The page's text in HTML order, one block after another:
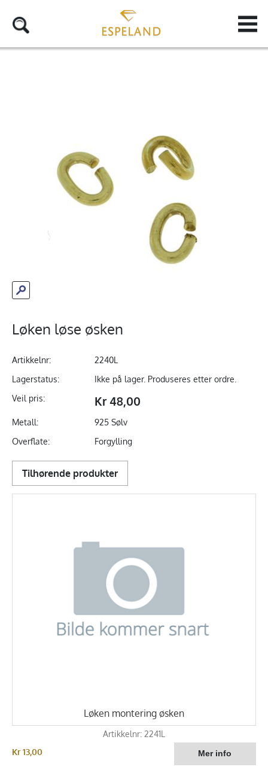
Løken løse øsken
Artikkelnr:
2240L
Lagerstatus:
Ikke på lager. Produseres etter ordre.
Veil pris:
Kr 48,00
Metall:
925 Sølv
Overflate:
Forgylling
Tilhørende produkter
Løken montering øsken
Artikkelnr: 2241L
Kr 13,00